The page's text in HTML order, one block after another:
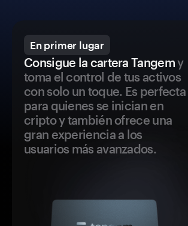
En primer lugar
Consigue la cartera Tangemy
toma el control de tus activos
con solo un toque. Es perfecta
para quienes se inician en
cripto y también ofrece una
gran experiencia a los
usuarios más avanzados.